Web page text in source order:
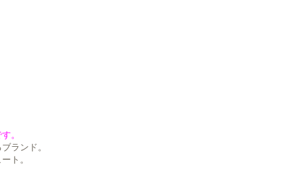
。
ランド。
ト。